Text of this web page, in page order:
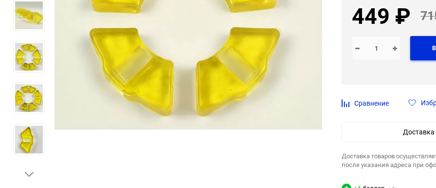
449 ₽
Сравнение
Доставка
Доставка товаров
после указания адреса при